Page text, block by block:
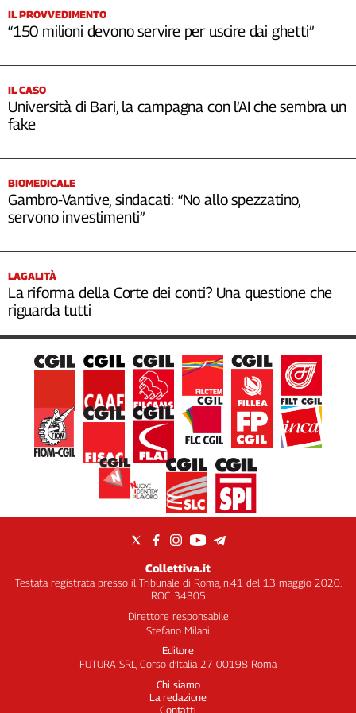
IL PROVVEDIMENTO
“150 milioni devono servire per uscire dai ghetti”
IL CASO
Università di Bari, la campagna con l’AI che sembra un
fake
BIOMEDICALE
Gambro-Vantive, sindacati: “No allo spezzatino,
servono investimenti”
LAGALITÀ
La riforma della Corte dei conti? Una questione che
riguarda tutti
Collettiva.it
Testata registrata presso il Tribunale di Roma, n.41 del 13 maggio 2020.
ROC 34305
Direttore responsabile
Stefano Milani
Editore
FUTURA SRL, Corso d’Italia 27 00198 Roma
Chi siamo
La redazione
Contatti